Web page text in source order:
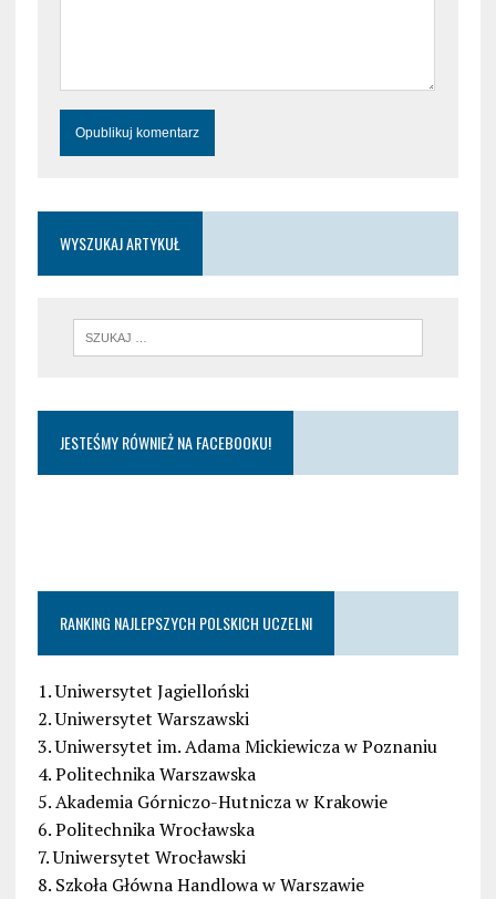
WYSZUKAJ ARTYKUŁ
JESTEŚMY RÓWNIEŻ NA FACEBOOKU!
RANKING NAJLEPSZYCH POLSKICH UCZELNI
1. Uniwersytet Jagielloński
2. Uniwersytet Warszawski
3. Uniwersytet im. Adama Mickiewicza w Poznaniu
4. Politechnika Warszawska
5. Akademia Górniczo-Hutnicza w Krakowie
6. Politechnika Wrocławska
7. Uniwersytet Wrocławski
8. Szkoła Główna Handlowa w Warszawie